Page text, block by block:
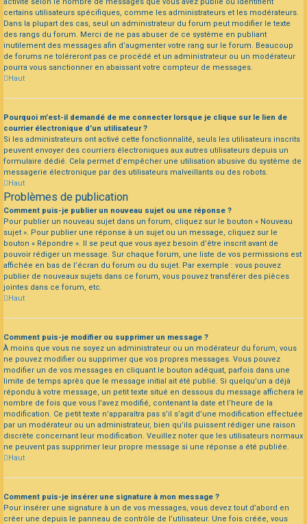
certains utilisateurs spécifiques, comme les administrateurs et les modérateurs.
Dans la plupart des cas, seul un administrateur du forum peut modifier le texte
des rangs du forum. Merci de ne pas abuser de ce système en publiant
inutilement des messages afin d’augmenter votre rang sur le forum. Beaucoup
de forums ne toléreront pas ce procédé et un administrateur ou un modérateur
pourra vous sanctionner en abaissant votre compteur de messages.
Haut
Pourquoi m’est-il demandé de me connecter lorsque je clique sur le lien de
courrier électronique d’un utilisateur ?
Si les administrateurs ont activé cette fonctionnalité, seuls les utilisateurs inscrits
peuvent envoyer des courriers électroniques aux autres utilisateurs depuis un
formulaire dédié. Cela permet d’empêcher une utilisation abusive du système de
messagerie électronique par des utilisateurs malveillants ou des robots.
Haut
Problèmes de publication
Comment puis-je publier un nouveau sujet ou une réponse ?
Pour publier un nouveau sujet dans un forum, cliquez sur le bouton « Nouveau
sujet ». Pour publier une réponse à un sujet ou un message, cliquez sur le
bouton « Répondre ». Il se peut que vous ayez besoin d’être inscrit avant de
pouvoir rédiger un message. Sur chaque forum, une liste de vos permissions est
affichée en bas de l’écran du forum ou du sujet. Par exemple : vous pouvez
publier de nouveaux sujets dans ce forum, vous pouvez transférer des pièces
jointes dans ce forum, etc.
Haut
Comment puis-je modifier ou supprimer un message ?
À moins que vous ne soyez un administrateur ou un modérateur du forum, vous
ne pouvez modifier ou supprimer que vos propres messages. Vous pouvez
modifier un de vos messages en cliquant le bouton adéquat, parfois dans une
limite de temps après que le message initial ait été publié. Si quelqu’un a déjà
répondu à votre message, un petit texte situé en dessous du message affichera le
nombre de fois que vous l’avez modifié, contenant la date et l’heure de la
modification. Ce petit texte n’apparaîtra pas s’il s’agit d’une modification effectuée
par un modérateur ou un administrateur, bien qu’ils puissent rédiger une raison
discrète concernant leur modification. Veuillez noter que les utilisateurs normaux
ne peuvent pas supprimer leur propre message si une réponse a été publiée.
Haut
Comment puis-je insérer une signature à mon message ?
Pour insérer une signature à un de vos messages, vous devez tout d’abord en
créer une depuis le panneau de contrôle de l’utilisateur. Une fois créée, vous